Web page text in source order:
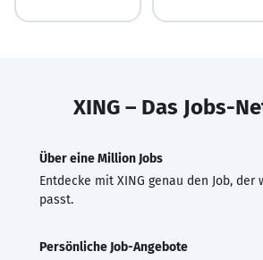
XING – Das Jobs-
Über eine Million Jobs
Entdecke mit XING genau den Job, der
passt.
Persönliche Job-Angebote